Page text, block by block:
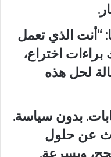
“أنت الذي تعمل
اختراع،
لحل هذه
بدون سياسة.
عن حلول
وبسرعة.